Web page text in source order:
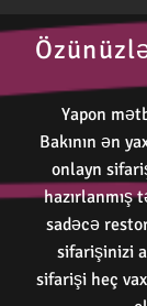
Yapon
Bakının ən
onlayn
hazırlanmış
sadəcə
sifarişinizi
sifarişi heç